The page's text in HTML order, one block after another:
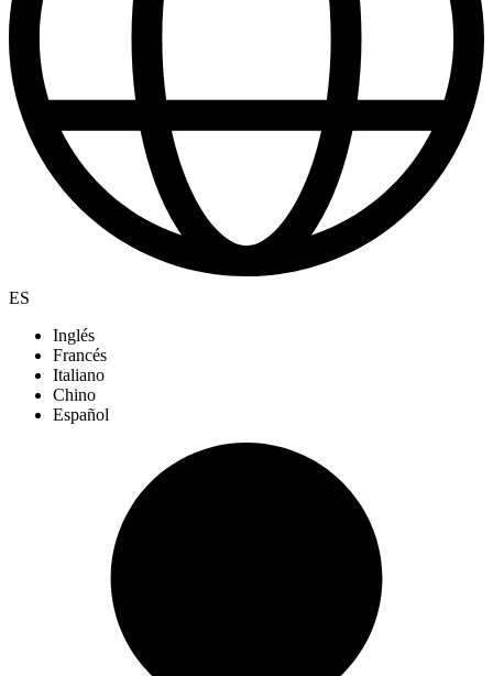
ES
Inglés
Francés
Italiano
Chino
Español